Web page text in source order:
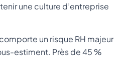
une culture d’entreprise
un risque RH majeur
estiment. Près de 45 %